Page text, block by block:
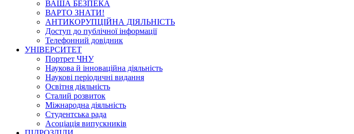
ВАША БЕЗПЕКА
ВАРТО ЗНАТИ!
АНТИКОРУПЦІЙНА ДІЯЛЬНІСТЬ
Доступ до публічної інформації
Телефонний довідник
УНІВЕРСИТЕТ
Портрет ЧНУ
Наукова й інноваційна діяльність
Наукові періодичні видання
Освітня діяльність
Сталий розвиток
Міжнародна діяльність
Студентська рада
Асоціація випускників